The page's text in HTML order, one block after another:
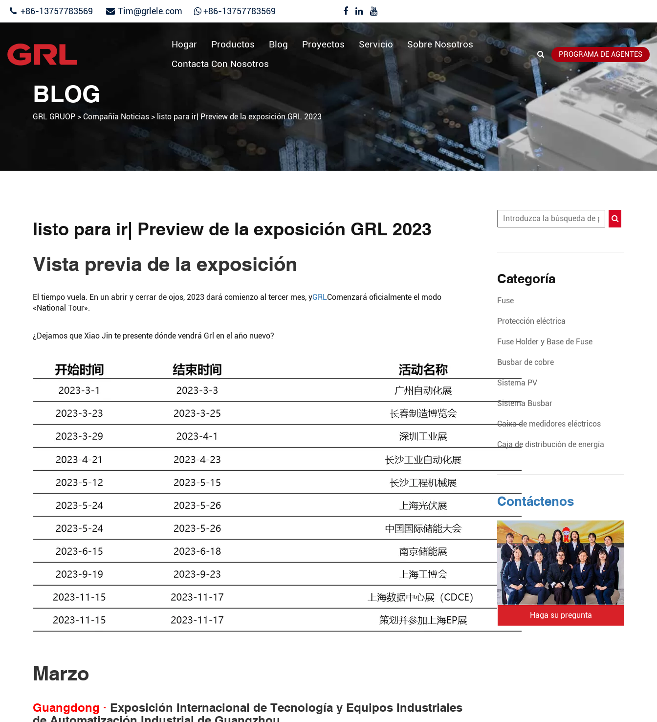
+86-13757783569 Tim@grlele.com +86-13757783569
Hogar Productos Blog Proyectos Servicio
Sobre Nosotros
Contacta Con Nosotros
PROGRAMA DE AGENTES
BLOG
GRL GRUOP > Compañía Noticias > listo para ir| Preview de la exposición GRL 2023
listo para ir| Preview de la exposición GRL 2023
Vista previa de la exposición
El tiempo vuela. En un abrir y cerrar de ojos, 2023 dará comienzo al tercer mes, yGRLComenzará oficialmente el modo
«National Tour».
¿Dejamos que Xiao Jin te presente dónde vendrá Grl en el año nuevo?
Marzo
Guangdong · Exposición Internacional de Tecnología y Equipos Industriales
Categoría
Fuse
Protección eléctrica
Fuse Holder y Base de Fuse
Busbar de cobre
Sistema PV
Sistema Busbar
Caixa de medidores eléctricos
Caja de distribución de energía
Contáctenos
Haga su pregunta